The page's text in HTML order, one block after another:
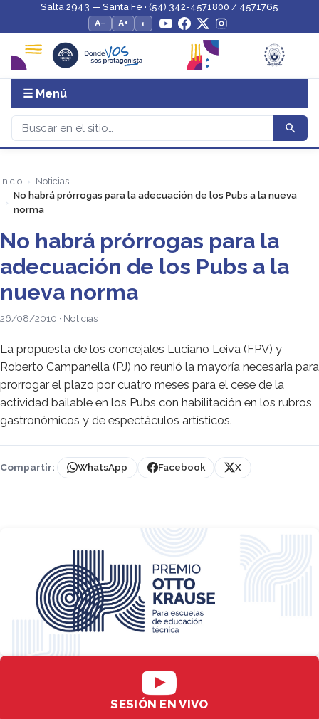
Salta 2943 — Santa Fe · (54) 342-4571800 / 4571765
A−
A+ ◐
☰ Menú
Inicio
Noticias
No habrá prórrogas para la adecuación de los Pubs a la nueva
norma
No habrá prórrogas para la
adecuación de los Pubs a la
nueva norma
26/08/2010 · Noticias
La propuesta de los concejales Luciano Leiva (FPV) y
Roberto Campanella (PJ) no reunió la mayoría necesaria para
prorrogar el plazo por cuatro meses para el cese de la
actividad bailable en los Pubs con habilitación en los rubros
gastronómicos y de espectáculos artísticos.
Compartir: WhatsApp Facebook X
SESIÓN EN VIVO